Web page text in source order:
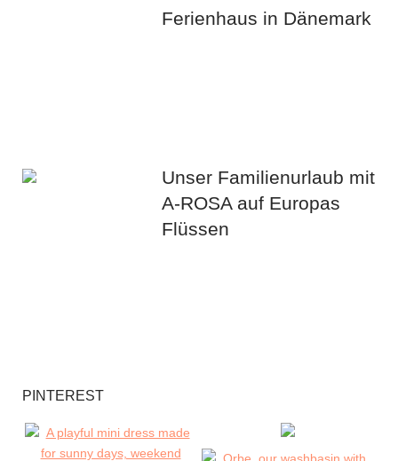
Ferienhaus in Dänemark
Unser Familienurlaub mit
A-ROSA auf Europas
Flüssen
PINTEREST